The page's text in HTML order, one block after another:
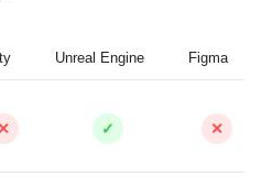
Unreal Engine Figma
✕ ✓ ✕